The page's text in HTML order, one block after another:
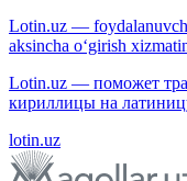
Lotin.uz —
aksincha o‘girish
Lotin.uz — поможет
кириллицы на
lotin.uz